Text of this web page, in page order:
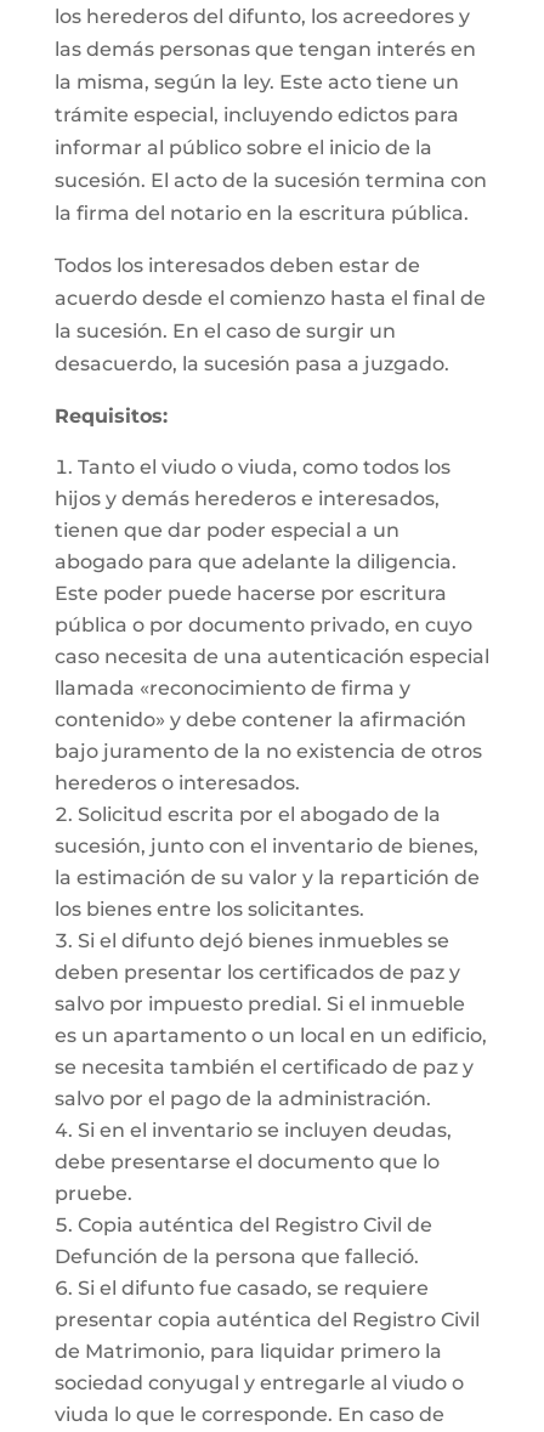
los herederos del difunto, los acreedores y
las demás personas que tengan interés en
la misma, según la ley. Este acto tiene un
trámite especial, incluyendo edictos para
informar al público sobre el inicio de la
sucesión. El acto de la sucesión termina con
la firma del notario en la escritura pública.
Todos los interesados deben estar de
acuerdo desde el comienzo hasta el final de
la sucesión. En el caso de surgir un
desacuerdo, la sucesión pasa a juzgado.
Requisitos:
Tanto el viudo o viuda, como todos los
hijos y demás herederos e interesados,
tienen que dar poder especial a un
abogado para que adelante la diligencia.
Este poder puede hacerse por escritura
pública o por documento privado, en cuyo
caso necesita de una autenticación especial
llamada «reconocimiento de firma y
contenido» y debe contener la afirmación
bajo juramento de la no existencia de otros
herederos o interesados.
Solicitud escrita por el abogado de la
sucesión, junto con el inventario de bienes,
la estimación de su valor y la repartición de
los bienes entre los solicitantes.
Si el difunto dejó bienes inmuebles se
deben presentar los certificados de paz y
salvo por impuesto predial. Si el inmueble
es un apartamento o un local en un edificio,
se necesita también el certificado de paz y
salvo por el pago de la administración.
Si en el inventario se incluyen deudas,
debe presentarse el documento que lo
pruebe.
Copia auténtica del Registro Civil de
Defunción de la persona que falleció.
Si el difunto fue casado, se requiere
presentar copia auténtica del Registro Civil
de Matrimonio, para liquidar primero la
sociedad conyugal y entregarle al viudo o
viuda lo que le corresponde. En caso de